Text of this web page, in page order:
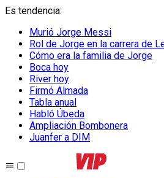
Es tendencia:
Murió Jorge Messi
Rol de Jorge en la carrera de
Cómo era la familia de Jorge
Boca hoy
River hoy
Firmó Almada
Tabla anual
Habló Úbeda
Ampliación Bombonera
Juanfer a DIM